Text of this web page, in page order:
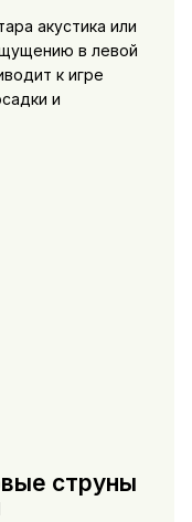
акустика или
в левой
к игре
и
струны